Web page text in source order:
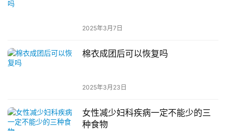
2025年3月7日
棉衣成团后可以恢复吗
2025年3月23日
女性减少妇科疾病一定不能少的三
种食物